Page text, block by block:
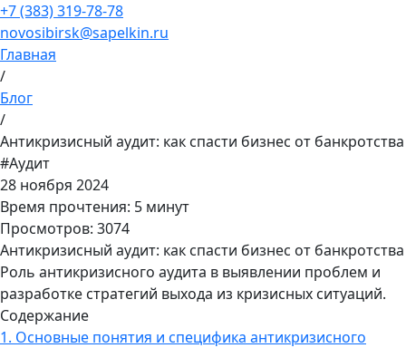
+7 (383) 319-78-78
novosibirsk@sapelkin.ru
Главная
/
Блог
/
Антикризисный аудит: как спасти бизнес от банкротства
#Аудит
28 ноября 2024
Время прочтения: 5 минут
Просмотров: 3074
Антикризисный аудит: как спасти бизнес от банкротства
Роль антикризисного аудита в выявлении проблем и
разработке стратегий выхода из кризисных ситуаций.
Содержание
1. Основные понятия и специфика антикризисного